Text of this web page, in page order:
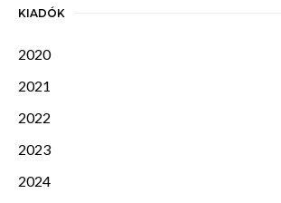
KIADÓK
2020
2021
2022
2023
2024